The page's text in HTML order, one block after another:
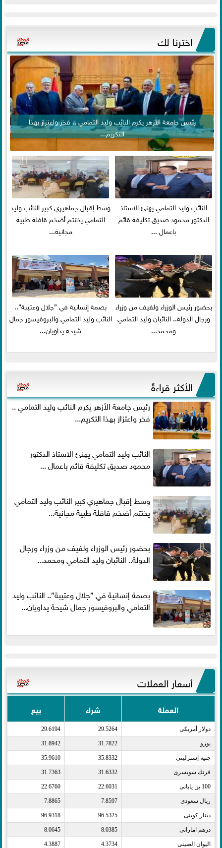
اخترنا لك
رئيس جامعة الأزهر يكرم النائب وليد التمامي .. فخر واعتزاز بهذا
التكريم...
النائب وليد التمامي يهنئ الاستاذ
الدكتور محمود صديق تكليفة قائم
باعمال ...
وسط إقبال جماهيري كبير النائب وليد
التمامي يختتم أضخم قافلة طبية
مجانية...
بحضور رئيس الوزراء ولفيف من وزراء
ورجال الدولة.. النائبان وليد التمامي
ومحمد...
بصمة إنسانية في ”جلال وعتيبة”..
النائب وليد التمامي والبروفيسور جمال
شيحة يداويان...
الأكثر قراءةً
رئيس جامعة الأزهر يكرم النائب وليد التمامي ..
فخر واعتزاز بهذا التكريم...
النائب وليد التمامي يهنئ الاستاذ الدكتور
محمود صديق تكليفة قائم باعمال ...
وسط إقبال جماهيري كبير النائب وليد التمامي
يختتم أضخم قافلة طبية مجانية...
بحضور رئيس الوزراء ولفيف من وزراء ورجال
الدولة.. النائبان وليد التمامي ومحمد...
بصمة إنسانية في ”جلال وعتيبة”.. النائب وليد
التمامي والبروفيسور جمال شيحة يداويان...
أسعار العملات
العملة شراء بيع
دولار أمريكى​ 29.5264
29.6194
يورو​ 31.7822
31.8942
جنيه إسترلينى​ 35.8332
35.9610
فرنك سويسرى​ 31.6332
31.7363
100 ين يابانى​ 22.6031
22.6760
ريال سعودى​ 7.8597
7.8865
دينار كويتى​ 96.5325
96.9318
درهم اماراتى​ 8.0385
8.0645
اليوان الصينى​ 4.3734
4.3887